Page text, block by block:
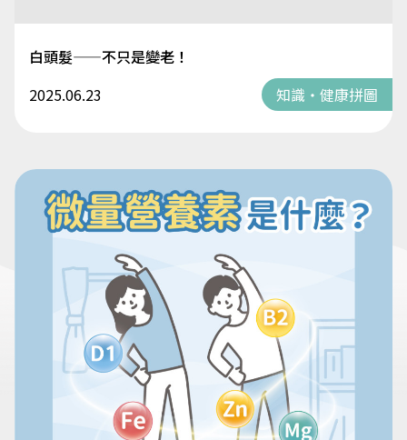
白頭髮——不只是變老！
2025.06.23
知識・健康拼圖